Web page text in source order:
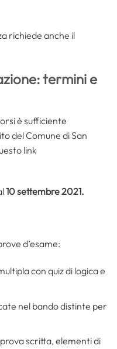
richiede anche il
termini e
è sufficiente
del Comune di San
link
10 settembre 2021.
d’esame:
con quiz di logica e
nel bando distinte per
scritta, elementi di